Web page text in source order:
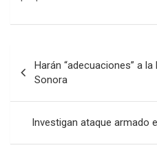
navigation
Harán “adecuaciones” a
Sonora
Investigan ataque armado